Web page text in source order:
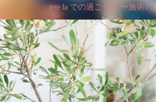
tete la での過ごし方 〜施術の